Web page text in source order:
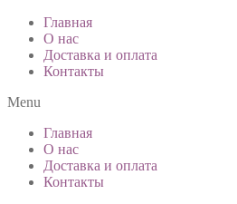
Главная
О нас
Доставка и оплата
Контакты
Menu
Главная
О нас
Доставка и оплата
Контакты